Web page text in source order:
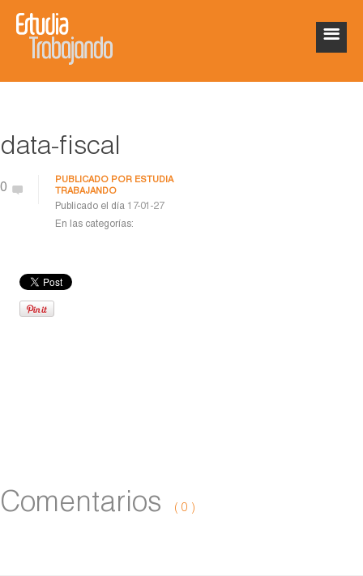
data-fiscal
0
PUBLICADO POR ESTUDIA
TRABAJANDO
Publicado el día 17-01-27
En las categorías:
Comentarios ( 0 )